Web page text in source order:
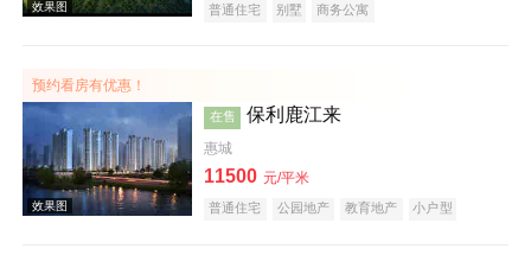
效果图
普通住宅 别墅 商务公寓
预约看房有优惠！
在售 保利鹿江来
惠城
11500 元/平米
普通住宅 公园地产 教育地产 小户型